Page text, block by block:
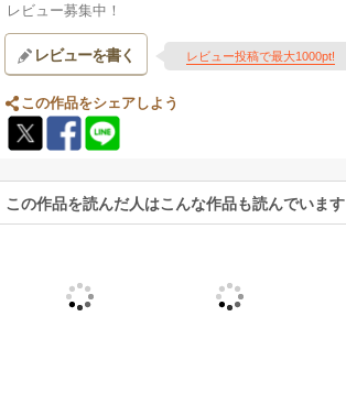
レビュー募集中！
レビューを書く レビュー投稿で最大1000pt!
この作品をシェアしよう
この作品を読んだ人はこんな作品も読んでいます